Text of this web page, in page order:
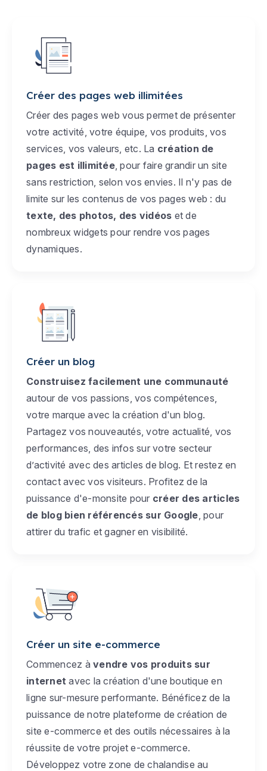
Créer des pages web illimitées
Créer des pages web vous permet de présenter
votre activité, votre équipe, vos produits, vos
services, vos valeurs, etc. La création de
pages est illimitée, pour faire grandir un site
sans restriction, selon vos envies. Il n'y pas de
limite sur les contenus de vos pages web : du
texte, des photos, des vidéos et de
nombreux widgets pour rendre vos pages
dynamiques.
Créer un blog
Construisez facilement une communauté
autour de vos passions, vos compétences,
votre marque avec la création d'un blog.
Partagez vos nouveautés, votre actualité, vos
performances, des infos sur votre secteur
d’activité avec des articles de blog. Et restez en
contact avec vos visiteurs. Profitez de la
puissance d'e-monsite pour créer des articles
de blog bien référencés sur Google , pour
attirer du trafic et gagner en visibilité.
Créer un site e-commerce
Commencez à vendre vos produits sur
internet avec la création d'une boutique en
ligne sur-mesure performante. Bénéficez de la
puissance de notre plateforme de création de
site e-commerce et des outils nécessaires à la
réussite de votre projet e-commerce.
Développez votre zone de chalandise au